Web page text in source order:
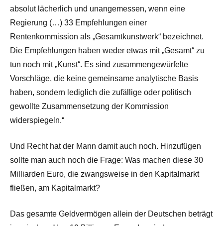
absolut lächerlich und unangemessen, wenn eine
Regierung (…) 33 Empfehlungen einer
Rentenkommission als „Gesamtkunstwerk“ bezeichnet.
Die Empfehlungen haben weder etwas mit „Gesamt“ zu
tun noch mit „Kunst“. Es sind zusammengewürfelte
Vorschläge, die keine gemeinsame analytische Basis
haben, sondern lediglich die zufällige oder politisch
gewollte Zusammensetzung der Kommission
widerspiegeln.“
Und Recht hat der Mann damit auch noch. Hinzufügen
sollte man auch noch die Frage: Was machen diese 30
Milliarden Euro, die zwangsweise in den Kapitalmarkt
fließen, am Kapitalmarkt?
Das gesamte Geldvermögen allein der Deutschen beträgt